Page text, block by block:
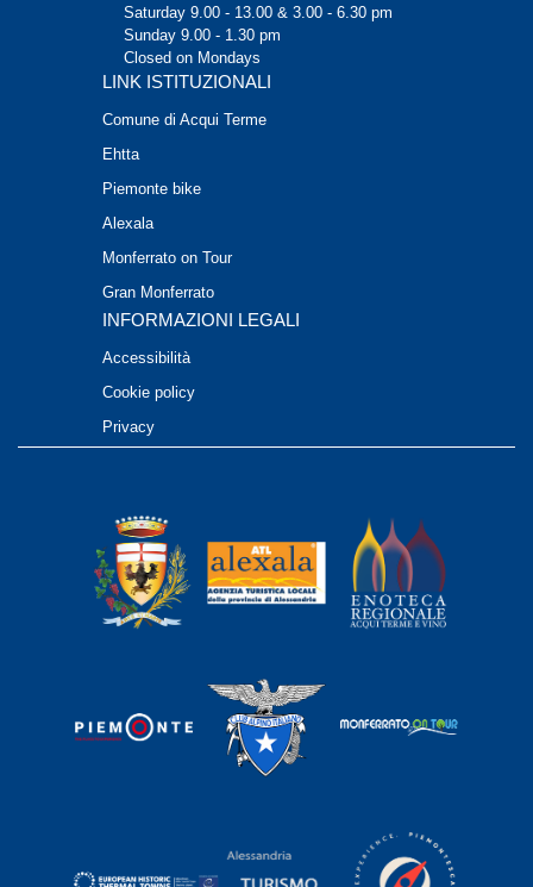
Saturday 9.00 - 13.00 & 3.00 - 6.30 pm
Sunday 9.00 - 1.30 pm
Closed on Mondays
LINK ISTITUZIONALI
Comune di Acqui Terme
Ehtta
Piemonte bike
Alexala
Monferrato on Tour
Gran Monferrato
INFORMAZIONI LEGALI
Accessibilità
Cookie policy
Privacy